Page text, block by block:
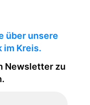
über unsere
im Kreis.
Newsletter zu